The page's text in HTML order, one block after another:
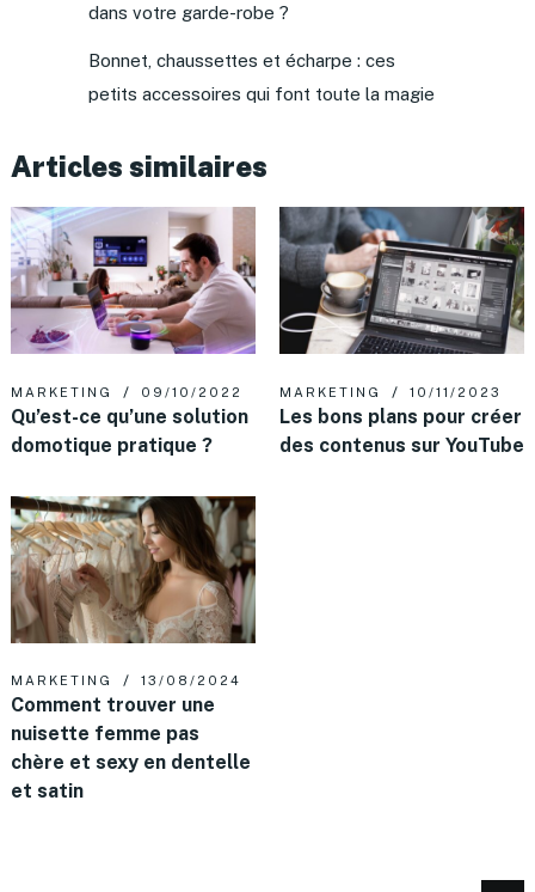
dans votre garde-robe ?
Bonnet, chaussettes et écharpe : ces
petits accessoires qui font toute la magie
Articles similaires
MARKETING 09/10/2022
Qu’est-ce qu’une solution
domotique pratique ?
MARKETING 10/11/2023
Les bons plans pour créer
des contenus sur YouTube
MARKETING 13/08/2024
Comment trouver une
nuisette femme pas
chère et sexy en dentelle
et satin